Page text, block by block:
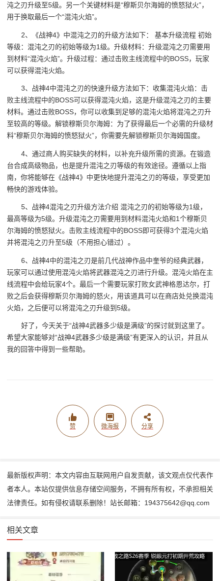
沌之刃升级至5级。另一个关键材料是“穆斯贝尔海姆的愤怒狱火”，
用于换取最后一个“混沌火焰”。
2、《战神4》中混沌之刃的升级方法如下： 基本升级流程 初始
等级：混沌之刃的初始等级为1级。升级材料：升级混沌之刃需要用
到材料“混沌火焰”。升级过程：通过击败主线流程中的BOSS，玩家
可以获得混沌火焰。
3、战神4中混沌之刃的快速升级方法如下：收集混沌火焰：击
败主线流程中的BOSS可以获得混沌火焰，这是升级混沌之刃的主要
材料。通过击败BOSS，你可以收集到足够的混沌火焰将混沌之刃升
至较高的等级。解锁穆斯贝尔海姆：为了获得最后一个必需的升级材
料“穆斯贝尔海姆的愤怒狱火”，你需要先解锁穆斯贝尔海姆国度。
4、通过商人购买缺失的材料，以补充升级所需的资源。在锻造
台合成高级物品，也是提升混沌之刃等级的有效途径。遵循以上指
南，你将能够在《战神4》中更快地提升混沌之刃的等级，享受更加
畅快的游戏体验。
5、战神4混沌之刃升级方法介绍 混沌之刃的初始等级为1级，
最高等级为5级。升级混沌之刃需要用到材料混沌火焰和1个穆斯贝
尔海姆的愤怒狱火。击败主线流程中的BOSS即可获得3个混沌火焰
并将混沌之刃升至5级（不用担心错过）。
6、战神4中的混沌之刃是前几代战神作品中奎爷的经典武器，
玩家可以通过使用混沌火焰将武器混沌之刃进行升级。混沌火焰在主
线流程中会给玩家4个。最后一个需要玩家打败女武神格恩达尔，打
败之后会获得穆斯贝尔海姆的怒火，用该道具可以在商店处兑换混沌
火焰，之后便可以将混沌之刃升级到5级。
好了，今天关于“战神4武器多少级是满级”的探讨就到这里了。
希望大家能够对“战神4武器多少级是满级”有更深入的认识，并且从
我的回答中得到一些帮助。
赞 微海报 分享
最新版权声明：本文内容由互联网用户自发贡献，该文观点仅代表作
者本人。本站仅提供信息存储空间服务，不拥有所有权，不承担相关
法律责任。如有侵权请联系删除！站长邮箱：194375642@qq.com
相关文章